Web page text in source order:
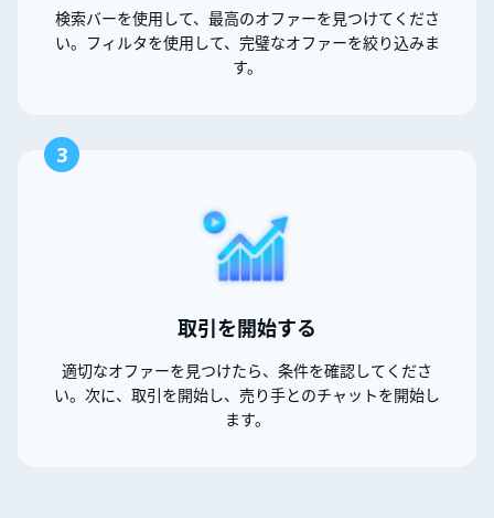
検索バーを使用して、最高のオファーを見つけてくださ
い。フィルタを使用して、完璧なオファーを絞り込みま
す。
3
取引を開始する
適切なオファーを見つけたら、条件を確認してくださ
い。次に、取引を開始し、売り手とのチャットを開始し
ます。